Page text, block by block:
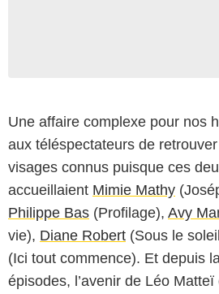
Une affaire complexe pour nos
aux téléspectateurs de
visages connus puisque ces
accueillaient Mimie Mathy
Philippe Bas (Profilage), Avy
vie), Diane Robert (Sous le
(Ici tout commence). Et depuis
épisodes, l’avenir de Léo